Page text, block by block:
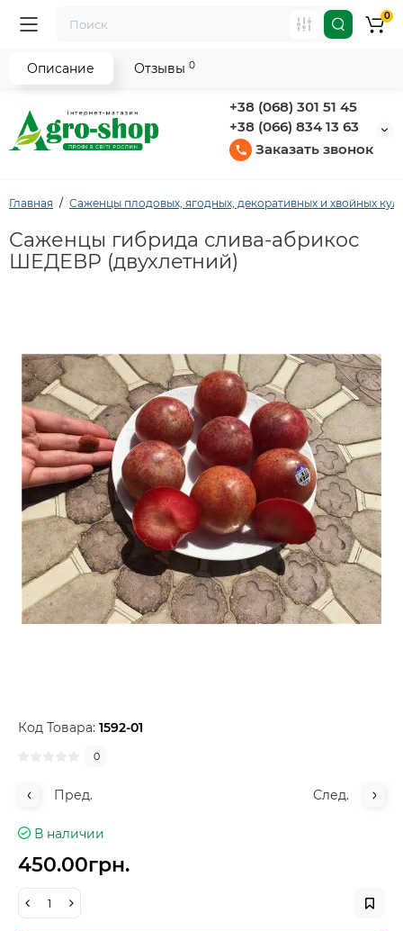
+38 (068) 301 51 45
+38 (066) 834 13 63
Заказать звонок
0
Главная Саженцы плодовых, ягодных, декоративных и хвойных
Саженцы гибрида слива-абрикос
ШЕДЕВР (двухлетний)
Код Товара: 1592-01
0
Пред. След.
В наличии
450.00грн.
Описание Отзывы 0